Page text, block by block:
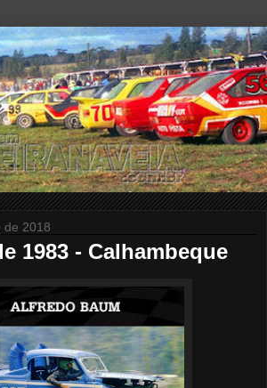
de 2018
1983 - Calhambeque